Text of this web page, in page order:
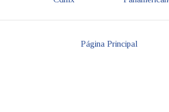
Página Principal